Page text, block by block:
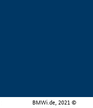
BMWi.de, 2021 ©